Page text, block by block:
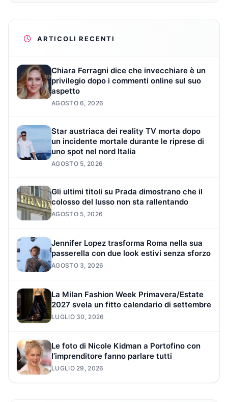
ARTICOLI RECENTI
Chiara Ferragni dice che invecchiare è un
privilegio dopo i commenti online sul suo
aspetto
AGOSTO 6, 2026
Star austriaca dei reality TV morta dopo
un incidente mortale durante le riprese di
uno spot nel nord Italia
AGOSTO 5, 2026
Gli ultimi titoli su Prada dimostrano che il
colosso del lusso non sta rallentando
AGOSTO 5, 2026
Jennifer Lopez trasforma Roma nella sua
passerella con due look estivi senza sforzo
AGOSTO 3, 2026
La Milan Fashion Week Primavera/Estate
2027 svela un fitto calendario di settembre
LUGLIO 30, 2026
Le foto di Nicole Kidman a Portofino con
l’imprenditore fanno parlare tutti
LUGLIO 29, 2026